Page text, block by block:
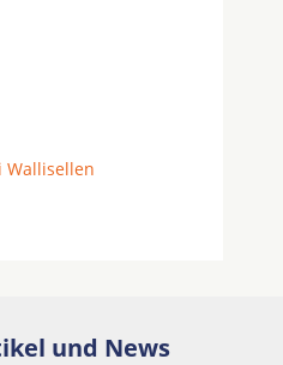
Wallisellen
und News